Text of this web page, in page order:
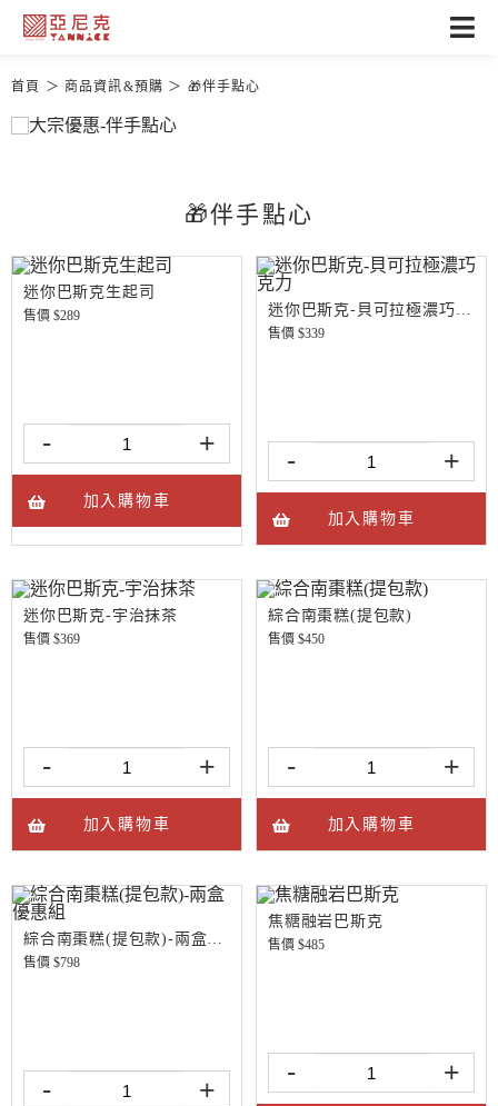
首頁 商品資訊&預購 🎁伴手點心
🎁伴手點心
迷你巴斯克生起司
售價 $289
- +
加入購物車
迷你巴斯克-貝可拉極濃巧克力
售價 $339
- +
加入購物車
迷你巴斯克-宇治抹茶
售價 $369
- +
加入購物車
綜合南棗糕(提包款)
售價 $450
- +
加入購物車
綜合南棗糕(提包款)-兩盒優惠組
售價 $798
- +
焦糖融岩巴斯克
售價 $485
- +